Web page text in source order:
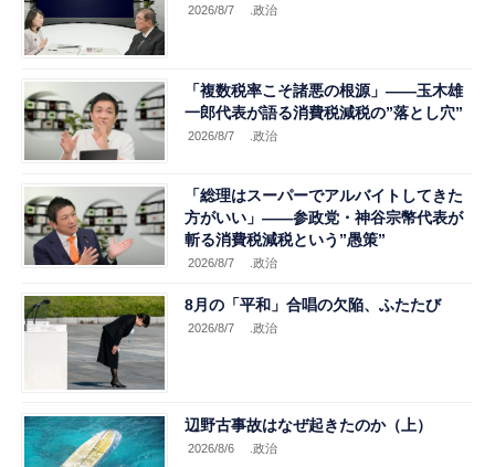
2026/8/7 .政治
「複数税率こそ諸悪の根源」――玉木雄
一郎代表が語る消費税減税の”落とし穴”
2026/8/7 .政治
「総理はスーパーでアルバイトしてきた
方がいい」――参政党・神谷宗幣代表が
斬る消費税減税という”愚策”
2026/8/7 .政治
8月の「平和」合唱の欠陥、ふたたび
2026/8/7 .政治
辺野古事故はなぜ起きたのか（上）
2026/8/6 .政治